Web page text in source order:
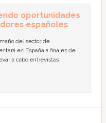
oportunidades
españoles
del sector de
en España a finales de
a cabo entrevistas